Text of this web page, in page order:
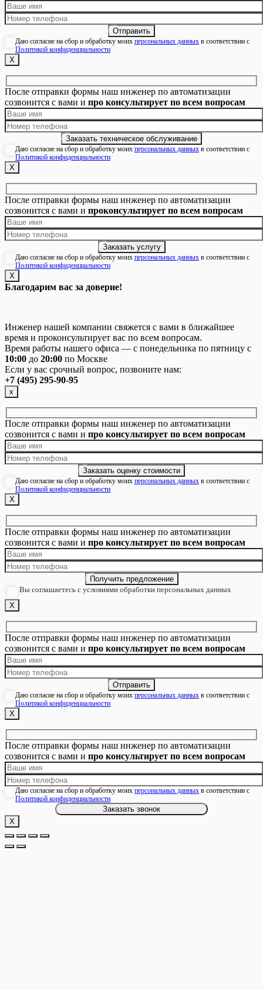
Даю согласие на сбор и обработку моих персональных данных в соответствии с
Политикой конфиденциальности
Х
После отправки формы наш инженер по автоматизации
созвонится с вами и про консультирует по всем вопросам
Даю согласие на сбор и обработку моих персональных данных в соответствии с
Политикой конфиденциальности
Х
После отправки формы наш инженер по автоматизации
созвонится с вами и проконсультирует по всем вопросам
Даю согласие на сбор и обработку моих персональных данных в соответствии с
Политикой конфиденциальности
Х
Благодарим вас за доверие!
Инженер нашей компании свяжется с вами в ближайшее
время и проконсультирует вас по всем вопросам.
Время работы нашего офиса — с понедельника по пятницу с
10:00 до 20:00 по Москве
Если у вас срочный вопрос, позвоните нам:
+7 (495) 295-90-95
х
После отправки формы наш инженер по автоматизации
созвонится с вами и про консультирует по всем вопросам
Даю согласие на сбор и обработку моих персональных данных в соответствии с
Политикой конфиденциальности
Х
После отправки формы наш инженер по автоматизации
созвонится с вами и про консультирует по всем вопросам
Вы соглашаетесь с условиями обработки персональных данных
Х
После отправки формы наш инженер по автоматизации
созвонится с вами и про консультирует по всем вопросам
Даю согласие на сбор и обработку моих персональных данных в соответствии с
Политикой конфиденциальности
Х
После отправки формы наш инженер по автоматизации
созвонится с вами и про консультирует по всем вопросам
Даю согласие на сбор и обработку моих персональных данных в соответствии с
Политикой конфиденциальности
Х